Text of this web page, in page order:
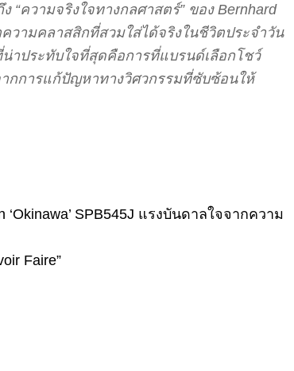
ความจริงใจทางกลศาสตร์” ของ Bernhard
วามคลาสสิกที่สวมใส่ได้จริงในชีวิตประจำวัน
าประทับใจที่สุดคือการที่แบรนด์เลือกโชว์
ากการแก้ปัญหาทางวิศวกรรมที่ซับซ้อนให้
‘Okinawa’ SPB545J แรงบันดาลใจจากความ
Faire”